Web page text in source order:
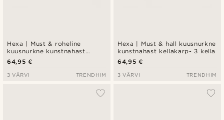
Hexa | Must & roheline
kuusnurkne kunstnahast
kellakarp- 3 kella
64,95 €
3 VÄRVI TRENDHIM
Hexa | Must & hall kuusnurkne
kunstnahast kellakarp- 3 kella
64,95 €
3 VÄRVI TRENDHIM